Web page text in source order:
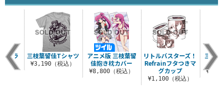
アニメ版 三枝葉留
佳抱き枕カバー
¥8,800（税込）
リトルバスターズ！
Refrainフタつきマ
グカップ
¥1,100（税込）
三枝
トラ
三枝葉留佳Tシャツ
¥3,190（税込）